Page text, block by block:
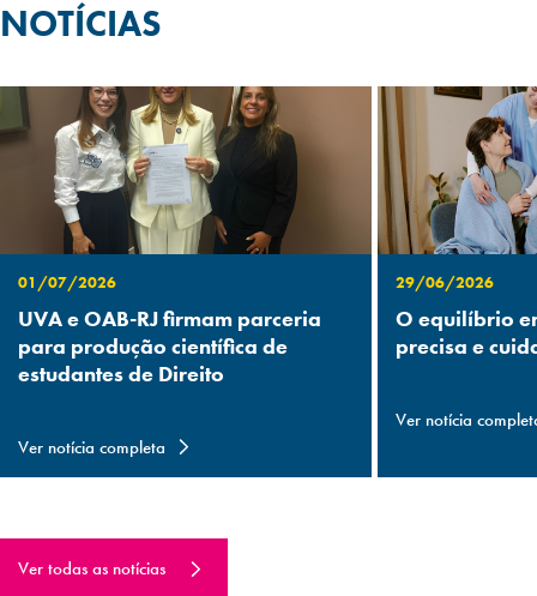
NOTÍCIAS
01/07/2026
UVA e OAB-RJ firmam parceria
para produção científica de
estudantes de Direito
Ver notícia completa
29/06/2026
O equilíbrio
precisa e
Ver notícia
Ver todas as notícias